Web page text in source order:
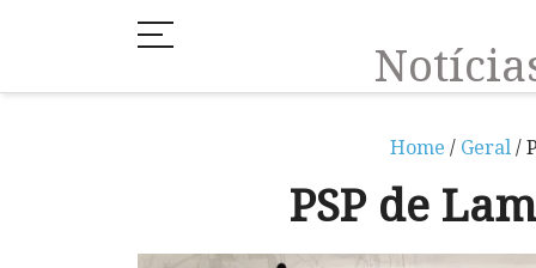
Home / Geral/
PSP de